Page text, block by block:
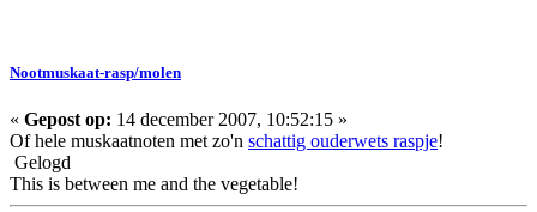
Nootmuskaat-rasp/molen
« Gepost op: 14 december 2007, 10:52:15 »
Of hele muskaatnoten met zo'n schattig ouderwets raspje!
Gelogd
This is between me and the vegetable!